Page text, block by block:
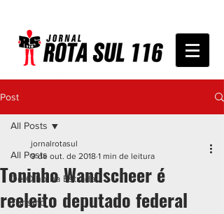
Post
All Posts
De Olho na Estrada
Turismo
All Posts
Toninho Wandscheer é
reeleito deputado federal
jornalrotasul
9 de out. de 2018 1 min de leitura